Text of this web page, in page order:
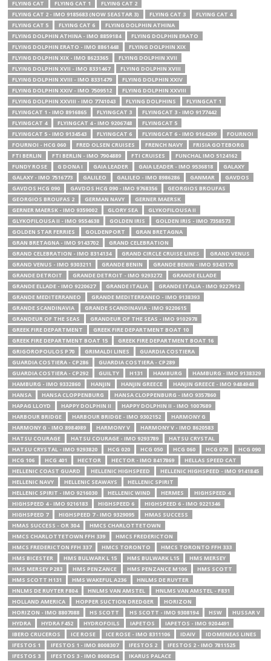
FLYING CAT FLYING CAT 1
FLYING CAT 2
FLYING CAT 2 - IMO 9185683 (NOW SEASTAR 3)
FLYING CAT 3
FLYING CAT 4
FLYING CAT 5
FLYING CAT 6
FLYING DOLPHIN ATHINA
FLYING DOLPHIN ATHINA - IMO 8859184
FLYING DOLPHIN ERATO
FLYING DOLPHIN ERATO - IMO 8861448
FLYING DOLPHIN XIX
FLYING DOLPHIN XIX - IMO 8623365
FLYING DOLPHIN XVII
FLYING DOLPHIN XVII - IMO 8331467
FLYING DOLPHIN XVIII
FLYING DOLPHIN XVIII - IMO 8331479
FLYING DOLPHIN XXIV
FLYING DOLPHIN XXIV - IMO 7509512
FLYING DOLPHIN XXVIII
FLYING DOLPHIN XXVIII - IMO 7741043
FLYING DOLPHINS
FLYINGCAT 1
FLYINGCAT 1 - IMO 8916865
FLYINGCAT 3
FLYINGCAT 3 - IMO 9177442
FLYINGCAT 4
FLYINGCAT 4 - IMO 9206748
FLYINGCAT 5
FLYINGCAT 5 - IMO 9134543
FLYINGCAT 6 FLYINGCAT 6 - IMO 9164299
FOURNOI
FOURNOI - HCG 060
FRED OLSEN CRUISES FRENCH NAVY
FRISIA GOTEBORG
FTI BERLIN
FTI BERLIN - IMO 7904889 FTI CRUISES
FUNCHAL IMO 5124162
FUNDY ROSE
G DONA I GAIA LEADER GAIA LEADER - IMO 9536818
GALAXY
GALAXY - IMO 7516773
GALILEO GALILEO - IMO 8986286 GANMAR
GAVDOS
GAVDOS HCG 090
GAVDOS HCG 090 - IMO 9768356
GEORGIOS BROUFAS
GEORGIOS BROUFAS 2
GERMAN NAVY
GERNER MAERSK
GERNER MAERSK - IMO 9359002
GLORY SEA
GLYKOFILOUSA II
GLYKOFILOUSA II - IMO 9554638
GOLDEN IRIS
GOLDEN IRIS - IMO 7358573
GOLDEN STAR FERRIES
GOLDENPORT
GRAN BRETAGNA
GRAN BRETAGNA - IMO 9143702
GRAND CELEBRATION
GRAND CELEBRATION - IMO 8314134
GRAND CIRCLE CRUISE LINES
GRAND VENUS
GRAND VENUS - IMO 9303211
GRANDE BENIN
GRANDE BENIN - IMO 9343170
GRANDE DETROIT
GRANDE DETROIT - IMO 9293272
GRANDE ELLADE
GRANDE ELLADE - IMO 9220627
GRANDE ITALIA
GRANDE ITALIA - IMO 9227912
GRANDE MEDITERRANEO
GRANDE MEDITERRANEO - IMO 9138393
GRANDE SCANDINAVIA
GRANDE SCANDINAVIA - IMO 9220615
GRANDEUR OF THE SEAS
GRANDEUR OF THE SEAS - IMO 9102978
GREEK FIRE DEPARTMENT
GREEK FIRE DEPARTMENT BOAT 10
GREEK FIRE DEPARTMENT BOAT 15
GREEK FIRE DEPARTMENT BOAT 16
GRIGOROPOULOS P70
GRIMALDI LINES
GUARDIA COSTIERA
GUARDIA COSTIERA - CP286
GUARDIA COSTIERA - CP289
GUARDIA COSTIERA - CP292
GUILTY H131 HAMBURG
HAMBURG - IMO 9138329
HAMBURG - IMO 9332860
HANJIN HANJIN GREECE
HANJIN GREECE - IMO 9484948
HANSA
HANSA CLOPPENBURG
HANSA CLOPPENBURG - IMO 9357860
HAPAG LLOYD
HAPPY DOLPHIN II
HAPPY DOLPHIN II - IMO 1007689
HARBOUR BRIDGE
HARBOUR BRIDGE - IMO 9302152
HARMONY G
HARMONY G - IMO 8984989
HARMONY V
HARMONY V - IMO 8620583
HATSU COURAGE
HATSU COURAGE - IMO 9293789
HATSU CRYSTAL
HATSU CRYSTAL - IMO 9293820
HCG 020 HCG 050 HCG 060 HCG 070
HCG 090
HCG 106
HCG 401 HECTOR HECTOR - IMO 8417869
HELLAS SPEED CAT
HELLENIC COAST GUARD
HELLENIC HIGHSPEED
HELLENIC HIGHSPEED - IMO 9141845
HELLENIC NAVY
HELLENIC SEAWAYS
HELLENIC SPIRIT
HELLENIC SPIRIT - IMO 9216030
HELLENIC WIND HERMES
HIGHSPEED 4
HIGHSPEED 4 - IMO 9216183
HIGHSPEED 6
HIGHSPEED 6 - IMO 9221346
HIGHSPEED 7
HIGHSPEED 7 - IMO 9329095
HMAS SUCCESS
HMAS SUCCESS - OR 304
HMCS CHARLOTTETOWN
HMCS CHARLOTTETOWN FFH 339
HMCS FREDERICTON
HMCS FREDERICTON FFH 337
HMCS TORONTO
HMCS TORONTO FFH 333
HMS BICESTER
HMS BULWARK L 15 HMS BULWARK L15
HMS MERSEY
HMS MERSEY P283
HMS PENZANCE HMS PENZANCE M106
HMS SCOTT
HMS SCOTT H131
HMS WAKEFUL A236
HNLMS DE RUYTER
HNLMS DE RUYTER F804
HNLMS VAN AMSTEL
HNLMS VAN AMSTEL - F831
HOLLAND AMERICA
HOPPER SUCTION DREDGER
HORIZON
HORIZON - IMO 8807088
HS SCOTT HS SCOTT - IMO 9308194 HSW
HUSSAR V
HYDRA
HYDRA F452 HYDROFOILS IAPETOS
IAPETOS - IMO 9204491
IBERO CRUCEROS
ICE ROSE ICE ROSE - IMO 8311106 IDAIV
IDOMENEAS LINES
IFESTOS 1
IFESTOS 1 - IMO 8008307 IFESTOS 2
IFESTOS 2 - IMO 7811525
IFESTOS 3
IFESTOS 3 - IMO 8008254
IKARUS PALACE